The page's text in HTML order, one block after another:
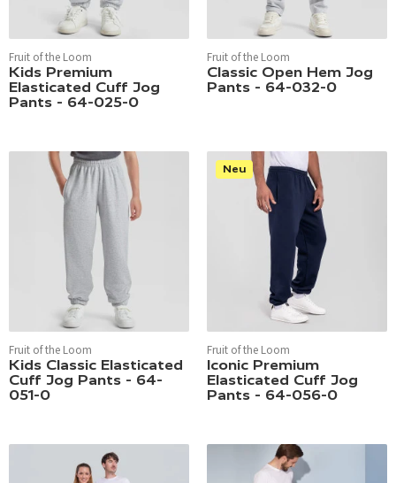
Fruit of the Loom
Kids Premium
Elasticated Cuff Jog
Pants - 64-025-0
Fruit of the Loom
Classic Open Hem Jog
Pants - 64-032-0
Fruit of the Loom
Kids Classic Elasticated
Cuff Jog Pants - 64-
051-0
Neu
Fruit of the Loom
Iconic Premium
Elasticated Cuff Jog
Pants - 64-056-0